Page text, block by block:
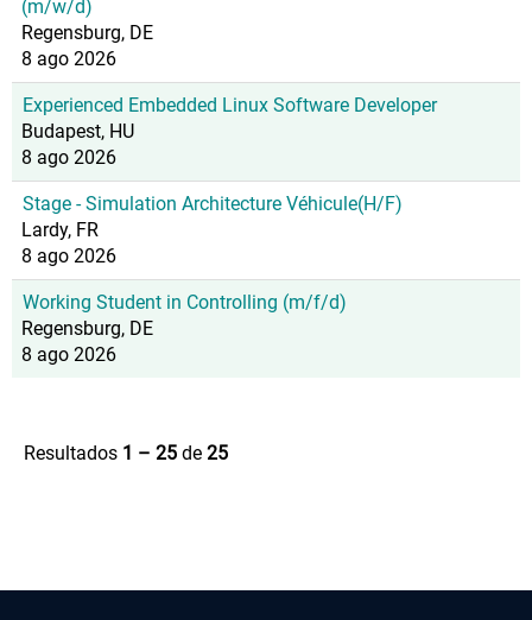
(m/w/d)
Regensburg, DE
8 ago 2026
Experienced Embedded Linux Software Developer
Budapest, HU
8 ago 2026
Stage - Simulation Architecture Véhicule(H/F)
Lardy, FR
8 ago 2026
Working Student in Controlling (m/f/d)
Regensburg, DE
8 ago 2026
Resultados 1 – 25 de 25